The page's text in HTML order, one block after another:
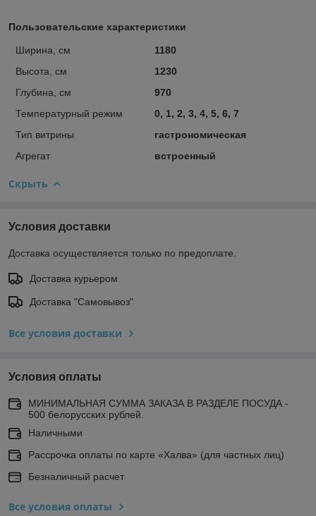
Пользовательские характеристики
Ширина, см
1180
Высота, см
1230
Глубина, см
970
Температурный режим
0, 1, 2, 3, 4, 5, 6, 7
Тип витрины
гастрономическая
Агрегат
встроенный
Скрыть
Условия доставки
Доставка осуществляется только по предоплате.
Доставка курьером
Доставка "Самовывоз"
Все условия доставки
Условия оплаты
МИНИМАЛЬНАЯ СУММА ЗАКАЗА В РАЗДЕЛЕ ПОСУДА -
500 белорусских рублей.
Наличными
Рассрочка оплаты по карте «Халва» (для частных лиц)
Безналичный расчет
Все условия оплаты